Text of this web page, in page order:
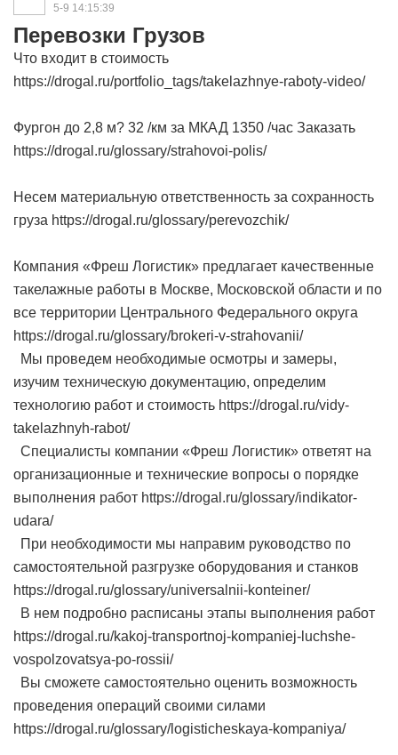
5-9 14:15:39
Перевозки Грузов
Что входит в стоимость
https://drogal.ru/portfolio_tags/takelazhnye-raboty-video/
Фургон до 2,8 м? 32 /км за МКАД 1350 /час Заказать
https://drogal.ru/glossary/strahovoi-polis/
Несем материальную ответственность за сохранность
груза https://drogal.ru/glossary/perevozchik/
Компания «Фреш Логистик» предлагает качественные
такелажные работы в Москве, Московской области и по
все территории Центрального Федерального округа
https://drogal.ru/glossary/brokeri-v-strahovanii/
Мы проведем необходимые осмотры и замеры,
изучим техническую документацию, определим
технологию работ и стоимость https://drogal.ru/vidy-
takelazhnyh-rabot/
Специалисты компании «Фреш Логистик» ответят на
организационные и технические вопросы о порядке
выполнения работ https://drogal.ru/glossary/indikator-
udara/
При необходимости мы направим руководство по
самостоятельной разгрузке оборудования и станков
https://drogal.ru/glossary/universalnii-konteiner/
В нем подробно расписаны этапы выполнения работ
https://drogal.ru/kakoj-transportnoj-kompaniej-luchshe-
vospolzovatsya-po-rossii/
Вы сможете самостоятельно оценить возможность
проведения операций своими силами
https://drogal.ru/glossary/logisticheskaya-kompaniya/